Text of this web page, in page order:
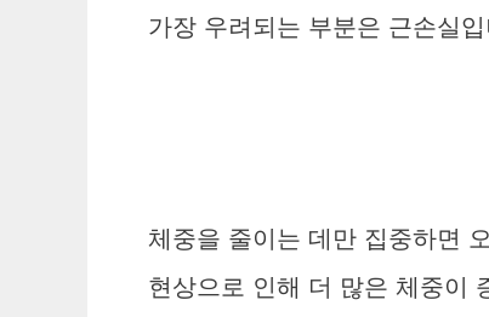
가장 우려되는 부분은 근손실
체중을 줄이는 데만 집중하면
현상으로 인해 더 많은 체중이